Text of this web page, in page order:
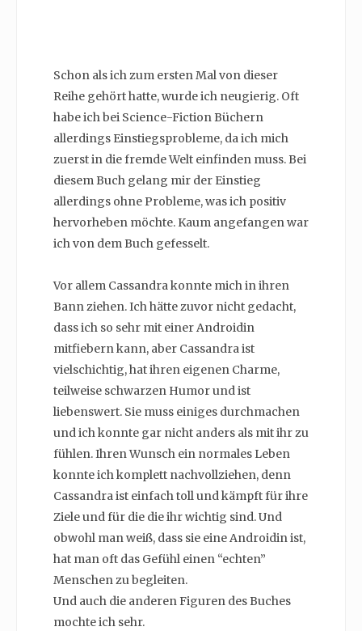
Schon als ich zum ersten Mal von dieser
Reihe gehört hatte, wurde ich neugierig. Oft
habe ich bei Science-Fiction Büchern
allerdings Einstiegsprobleme, da ich mich
zuerst in die fremde Welt einfinden muss. Bei
diesem Buch gelang mir der Einstieg
allerdings ohne Probleme, was ich positiv
hervorheben möchte. Kaum angefangen war
ich von dem Buch gefesselt.
Vor allem Cassandra konnte mich in ihren
Bann ziehen. Ich hätte zuvor nicht gedacht,
dass ich so sehr mit einer Androidin
mitfiebern kann, aber Cassandra ist
vielschichtig, hat ihren eigenen Charme,
teilweise schwarzen Humor und ist
liebenswert. Sie muss einiges durchmachen
und ich konnte gar nicht anders als mit ihr zu
fühlen. Ihren Wunsch ein normales Leben
konnte ich komplett nachvollziehen, denn
Cassandra ist einfach toll und kämpft für ihre
Ziele und für die die ihr wichtig sind. Und
obwohl man weiß, dass sie eine Androidin ist,
hat man oft das Gefühl einen “echten”
Menschen zu begleiten.
Und auch die anderen Figuren des Buches
mochte ich sehr.